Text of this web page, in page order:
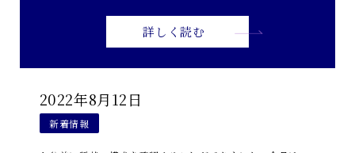
詳しく読む
2022年8月12日
新着情報